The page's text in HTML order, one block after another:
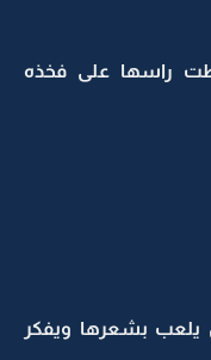
راسها على فخذه
بشعرها ويفكر